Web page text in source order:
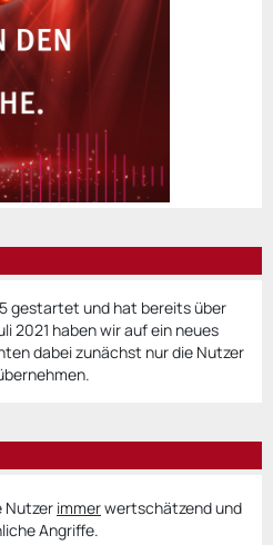
gestartet und hat bereits über
2021 haben wir auf ein neues
dabei zunächst nur die Nutzer
Nutzer immerwertschätzend und
Angriffe.